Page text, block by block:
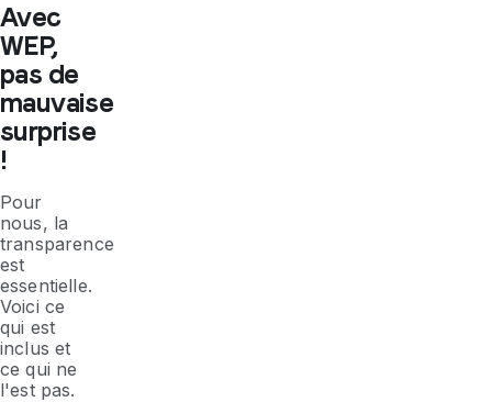
Avec
WEP,
pas de
mauvaise
surprise
!
Pour
nous, la
transparence
est
essentielle.
Voici ce
qui est
inclus et
ce qui ne
l'est pas.